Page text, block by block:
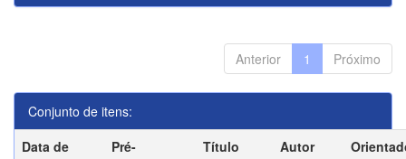
Anterior 1 Próximo
Conjunto de itens:
Data de
Pré-
Título Autor